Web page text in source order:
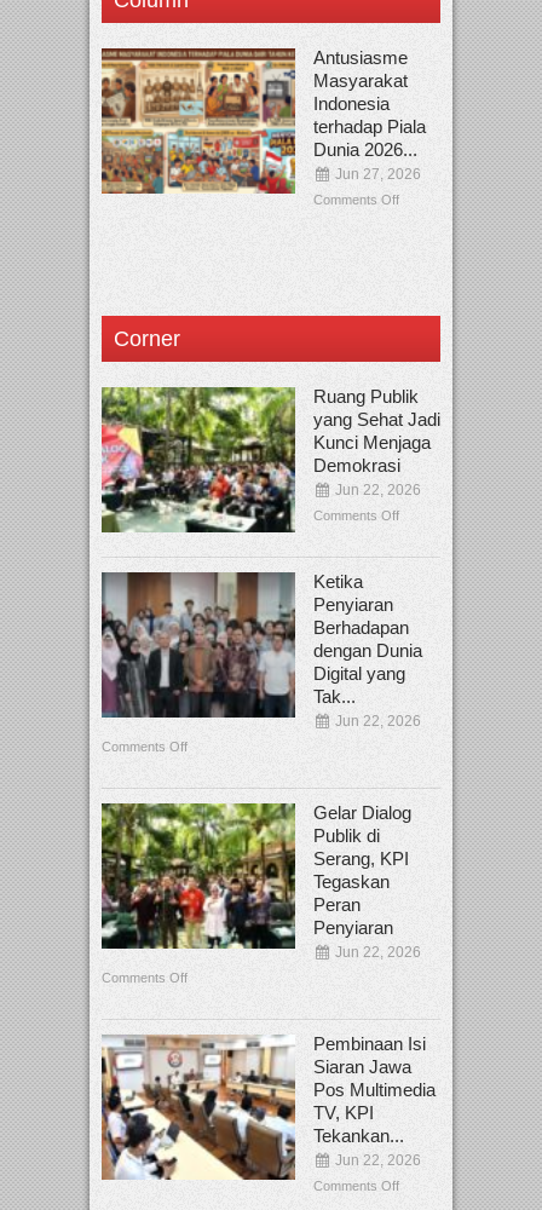
Antusiasme
Masyarakat
Indonesia
terhadap Piala
Dunia 2026...
Jun 27, 2026
Comments Off
Corner
Ruang Publik
yang Sehat Jadi
Kunci Menjaga
Demokrasi
Jun 22, 2026
Comments Off
Ketika
Penyiaran
Berhadapan
dengan Dunia
Digital yang
Tak...
Jun 22, 2026
Comments Off
Gelar Dialog
Publik di
Serang, KPI
Tegaskan
Peran
Penyiaran
Jun 22, 2026
Comments Off
Pembinaan Isi
Siaran Jawa
Pos Multimedia
TV, KPI
Tekankan...
Jun 22, 2026
Comments Off